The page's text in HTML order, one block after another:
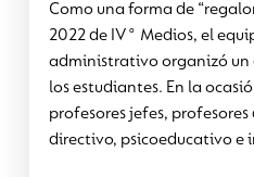
Como una forma de
2022 de IV° Medios, el
administrativo organizó un
los estudiantes. En la
profesores jefes,
directivo, psicoeducativo e